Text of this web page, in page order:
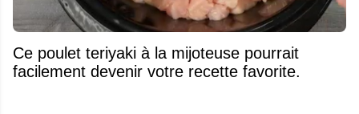
Ce poulet teriyaki à la mijoteuse pourrait
facilement devenir votre recette favorite.